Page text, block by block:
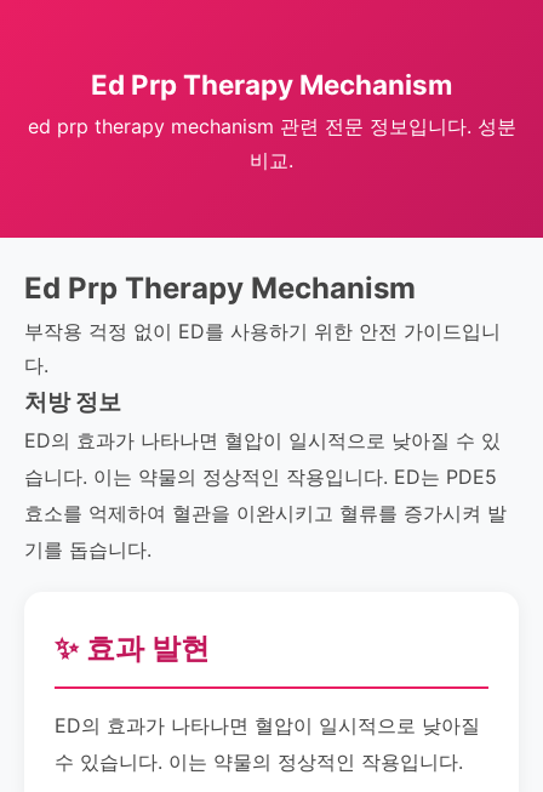
Ed Prp Therapy Mechanism
ed prp therapy mechanism 관련 전문 정보입니다. 성분
비교.
Ed Prp Therapy Mechanism
부작용 걱정 없이 ED를 사용하기 위한 안전 가이드입니
다.
처방 정보
ED의 효과가 나타나면 혈압이 일시적으로 낮아질 수 있
습니다. 이는 약물의 정상적인 작용입니다. ED는 PDE5
효소를 억제하여 혈관을 이완시키고 혈류를 증가시켜 발
기를 돕습니다.
✨ 효과 발현
ED의 효과가 나타나면 혈압이 일시적으로 낮아질
수 있습니다. 이는 약물의 정상적인 작용입니다.